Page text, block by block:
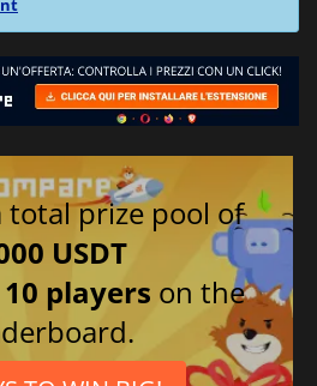
total prize pool of
USDT
players on the